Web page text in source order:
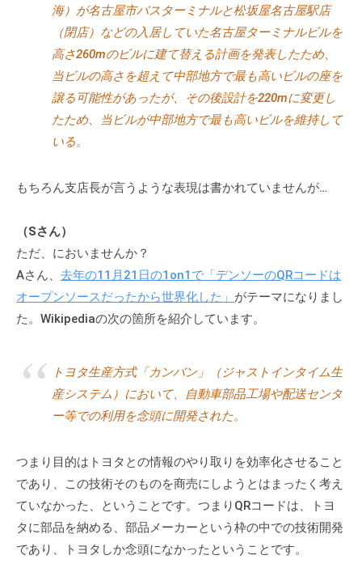
海）が名古屋市バスターミナルと松坂屋名古屋駅店
（閉店）などの入居していた名古屋ターミナルビルを
高さ260mのビルに建て替える計画を発表したため、
当ビルの高さを超えて中部地方で最も高いビルの座を
譲る可能性があったが、その後設計を220mに変更し
たため、当ビルが中部地方で最も高いビルを維持して
いる。
もちろん支店長が言うような表現は書かれていませんが…
（Sさん）
ただ、においませんか？
Aさん、 去年の11月21日の1on1で「デンソーのQRコードは
オープンソースだったから世界化した」 がテーマになりまし
た。Wikipediaの次の箇所を紹介しています。
トヨタ生産方式「カンバン」（ジャストインタイム生
産システム）において、自動車部品工場や配送センタ
ー等での利用を念頭に開発された。
つまり目的はトヨタとの情報のやり取りを効率化させること
であり、この技術そのものを商売にしようとはまったく考え
ていなかった、ということです。つまりQRコードは、トヨ
タに部品を納める、部品メーカーという枠の中での技術開発
であり、トヨタしか念頭になかったということです。